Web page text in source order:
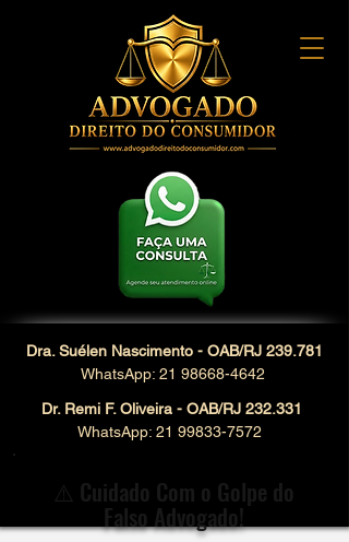
Dra. Suélen Nascimento - OAB/RJ 239.781
WhatsApp: 21 98668-4642
Dr. Remi F. Oliveira - OAB/RJ 232.331
WhatsApp: 21 99833-7572
⚠️ Cuidado Com o Golpe do
Falso Advogado!